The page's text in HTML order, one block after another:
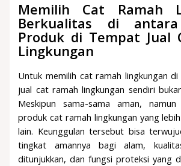
Memilih Cat Ramah
Berkualitas di
Produk di Tempat Jual
Lingkungan
Untuk memilih cat ramah lingkungan
jual cat ramah lingkungan sendiri
Meskipun sama-sama aman,
produk cat ramah lingkungan yang
lain. Keunggulan tersebut bisa
tingkat amannya bagi alam,
ditunjukkan, dan fungsi proteksi yang